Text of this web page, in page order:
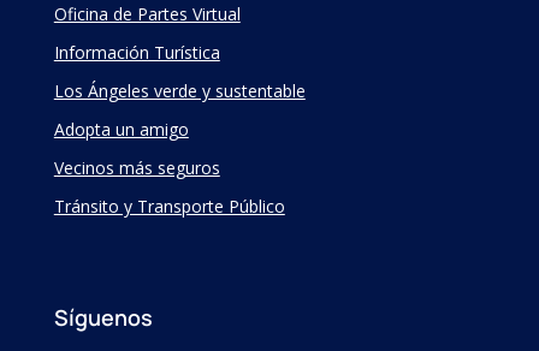
Oficina de Partes Virtual
Información Turística
Los Ángeles verde y sustentable
Adopta un amigo
Vecinos más seguros
Tránsito y Transporte Público
Síguenos